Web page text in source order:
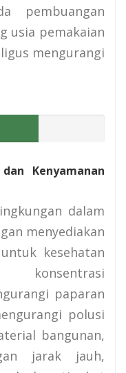
pembuangan
usia pemakaian
mengurangi
Kenyamanan
dalam
menyediakan
kesehatan
konsentrasi
paparan
polusi
bangunan,
jarak jauh,